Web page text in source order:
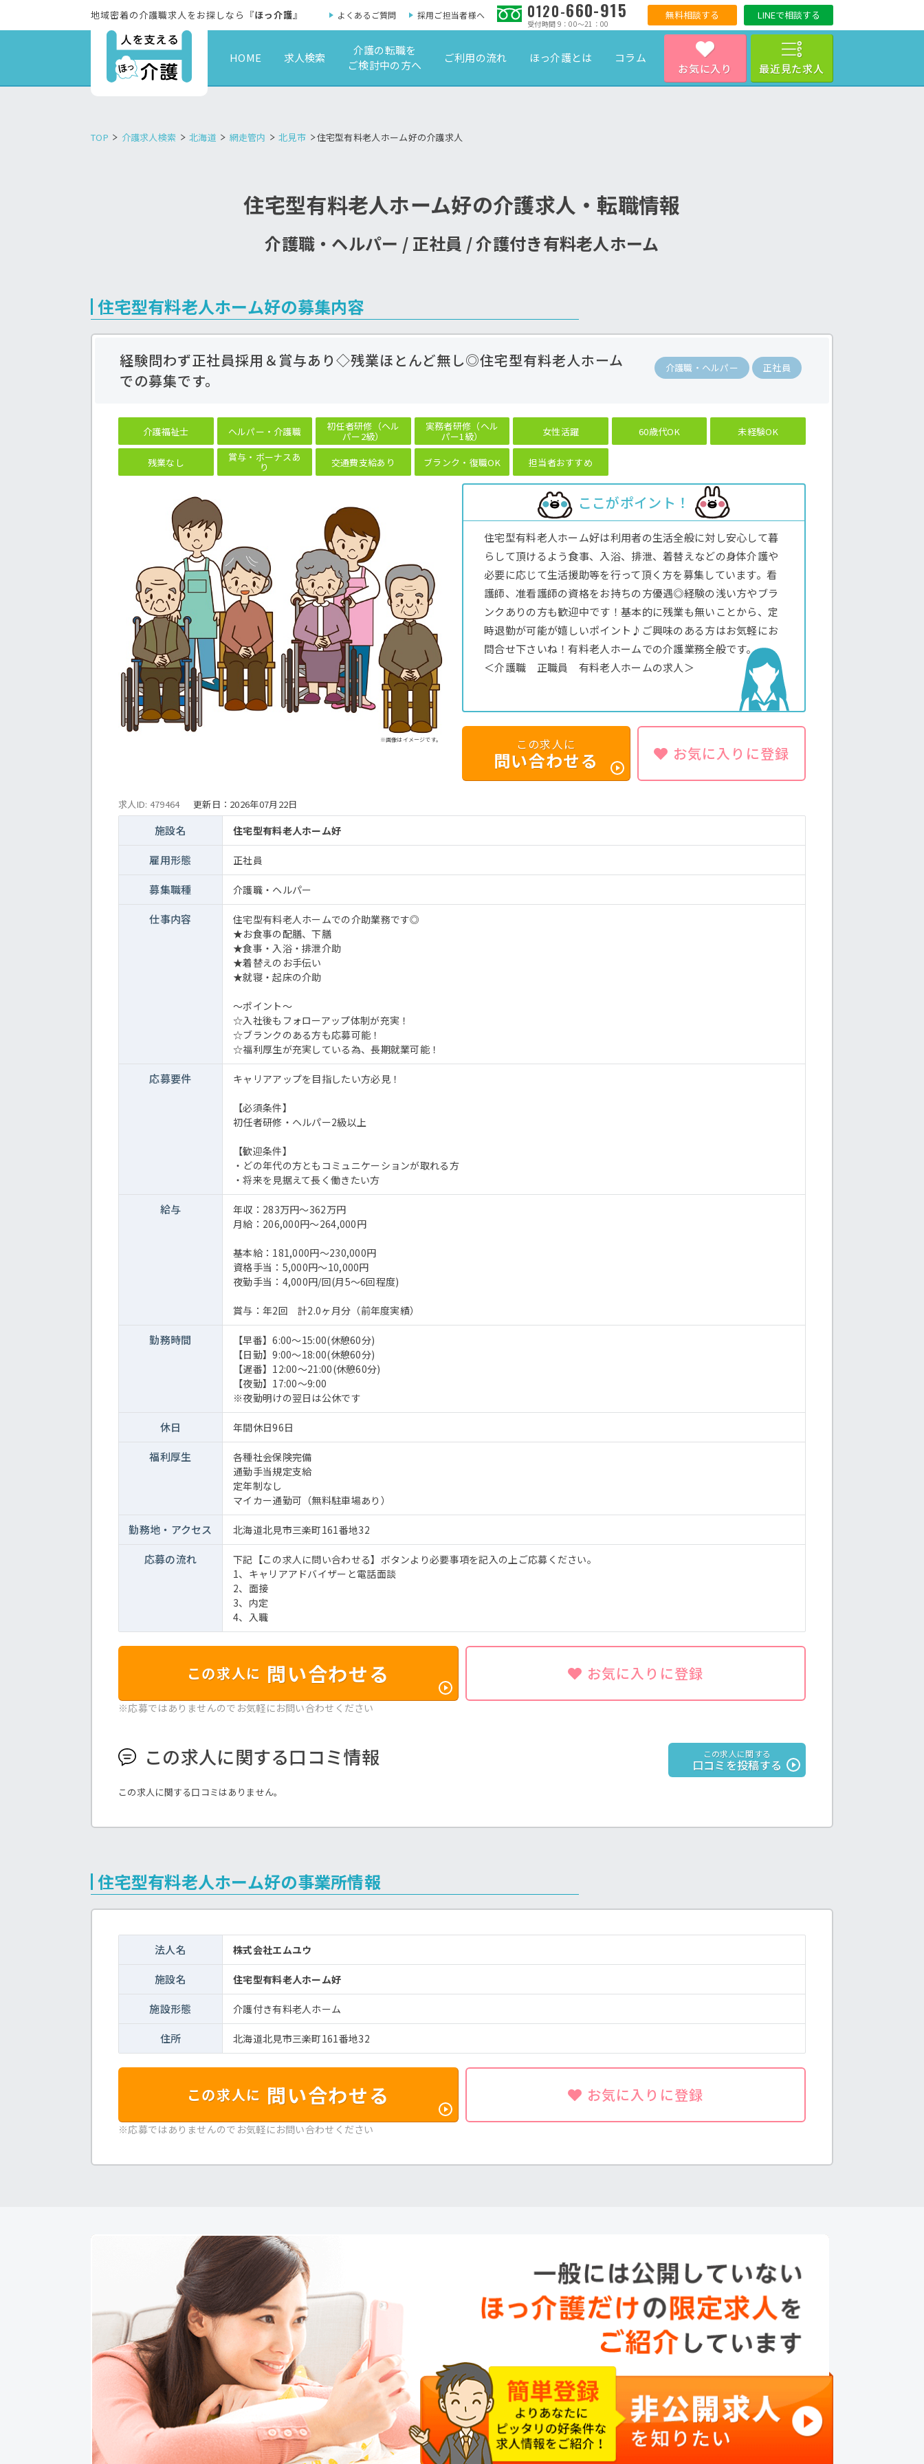
お気に入り 最近見た求人
地域密着の介護職求人をお探しなら『ほっ介護』 よくあるご質問 採用ご担当者様へ 0120-660-915
受付時間 9：00～21：00
無料相談する LINEで相談する
HOME 求人検索
介護の転職を
ご検討中の方へ
ご利用の流れ ほっ介護とは コラム
TOP 介護求人検索 北海道 網走管内 北見市 住宅型有料老人ホーム好の介護求人
住宅型有料老人ホーム好の介護求人・転職情報
介護職・ヘルパー / 正社員 / 介護付き有料老人ホーム
住宅型有料老人ホーム好の募集内容
経験問わず正社員採用＆賞与あり◇残業ほとんど無し◎住宅型有料老人ホーム
での募集です。
介護職・ヘルパー 正社員
介護福祉士 ヘルパー・介護職 初任者研修（ヘル
パー2級）
実務者研修（ヘル
パー1級） 女性活躍 60歳代OK 未経験OK
残業なし 賞与・ボーナスあ
り 交通費支給あり ブランク・復職OK 担当者おすすめ
※画像はイメージです。
ここがポイント！
住宅型有料老人ホーム好は利用者の生活全般に対し安心して暮
らして頂けるよう食事、入浴、排泄、着替えなどの身体介護や
必要に応じて生活援助等を行って頂く方を募集しています。看
護師、准看護師の資格をお持ちの方優遇◎経験の浅い方やブラ
ンクありの方も歓迎中です！基本的に残業も無いことから、定
時退勤が可能が嬉しいポイント♪ご興味のある方はお気軽にお
問合せ下さいね！有料老人ホームでの介護業務全般です。
＜介護職 正職員 有料老人ホームの求人＞
この求人に
問い合わせる お気に入りに登録
求人ID: 479464 更新日： 2026年07月22日
施設名 住宅型有料老人ホーム好
雇用形態 正社員
募集職種 介護職・ヘルパー
仕事内容
住宅型有料老人ホームでの介助業務です◎
★お食事の配膳、下膳
★食事・入浴・排泄介助
★着替えのお手伝い
★就寝・起床の介助
～ポイント～
☆入社後もフォローアップ体制が充実！
☆ブランクのある方も応募可能！
☆福利厚生が充実している為、長期就業可能！
応募要件 キャリアアップを目指したい方必見！
【必須条件】
初任者研修・ヘルパー2級以上
【歓迎条件】
・どの年代の方ともコミュニケーションが取れる方
・将来を見据えて長く働きたい方
給与
年収：283万円～362万円
月給：206,000円～264,000円
基本給：181,000円～230,000円
資格手当：5,000円～10,000円
夜勤手当：4,000円/回(月5～6回程度)
賞与：年2回 計2.0ヶ月分（前年度実績）
勤務時間
【早番】6:00～15:00(休憩60分)
【日勤】9:00～18:00(休憩60分)
【遅番】12:00～21:00(休憩60分)
【夜勤】17:00～9:00
※夜勤明けの翌日は公休です
休日 年間休日96日
福利厚生
各種社会保険完備
通勤手当規定支給
定年制なし
マイカー通勤可（無料駐車場あり）
勤務地・ アクセス 北海道北見市三楽町161番地32
応募の流れ
下記【この求人に問い合わせる】ボタンより必要事項を記入の上ご応募ください。
1、キャリアアドバイザーと電話面談
2、面接
3、内定
4、入職
この求人に 問い合わせる お気に入りに登録
※応募ではありませんのでお気軽にお問い合わせください
この求人に関する口コミ情報 この求人に関する
口コミを投稿する
この求人に関する口コミはありません。
住宅型有料老人ホーム好の事業所情報
法人名 株式会社エムユウ
施設名 住宅型有料老人ホーム好
施設形態 介護付き有料老人ホーム
住所 北海道北見市三楽町161番地32
この求人に 問い合わせる お気に入りに登録
※応募ではありませんのでお気軽にお問い合わせください